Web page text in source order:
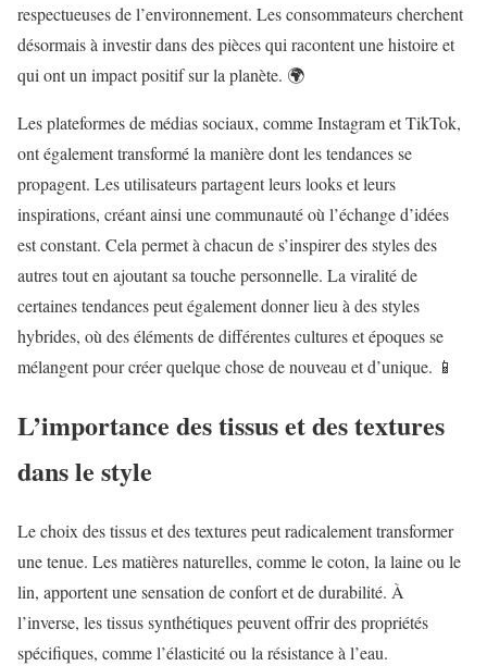
respectueuses de l’environnement. Les consommateurs cherchent
désormais à investir dans des pièces qui racontent une histoire et
qui ont un impact positif sur la planète. 🌍
Les plateformes de médias sociaux, comme Instagram et TikTok,
ont également transformé la manière dont les tendances se
propagent. Les utilisateurs partagent leurs looks et leurs
inspirations, créant ainsi une communauté où l’échange d’idées
est constant. Cela permet à chacun de s’inspirer des styles des
autres tout en ajoutant sa touche personnelle. La viralité de
certaines tendances peut également donner lieu à des styles
hybrides, où des éléments de différentes cultures et époques se
mélangent pour créer quelque chose de nouveau et d’unique. 📱
L’importance des tissus et des textures
dans le style
Le choix des tissus et des textures peut radicalement transformer
une tenue. Les matières naturelles, comme le coton, la laine ou le
lin, apportent une sensation de confort et de durabilité. À
l’inverse, les tissus synthétiques peuvent offrir des propriétés
spécifiques, comme l’élasticité ou la résistance à l’eau.